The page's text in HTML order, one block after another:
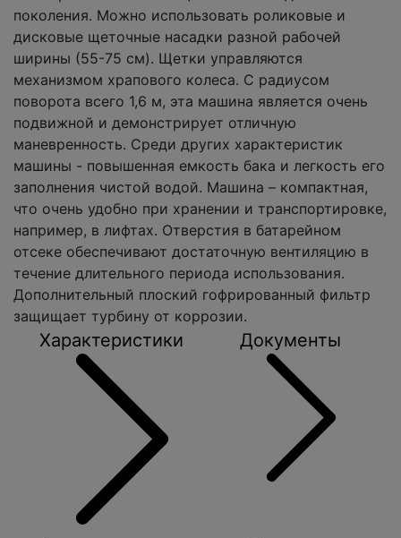
поколения. Можно использовать роликовые и
дисковые щеточные насадки разной рабочей
ширины (55-75 см). Щетки управляются
механизмом храпового колеса. С радиусом
поворота всего 1,6 м, эта машина является очень
подвижной и демонстрирует отличную
маневренность. Среди других характеристик
машины - повышенная емкость бака и легкость его
заполнения чистой водой. Машина – компактная,
что очень удобно при хранении и транспортировке,
например, в лифтах. Отверстия в батарейном
отсеке обеспечивают достаточную вентиляцию в
течение длительного периода использования.
Дополнительный плоский гофрированный фильтр
защищает турбину от коррозии.
Характеристики Документы